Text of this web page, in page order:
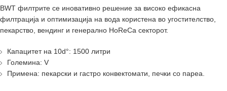
BWT филтрите се иновативно решение за високо ефикасна
филтрација и оптимизација на вода користена во угостителство,
пекарство, вендинг и генерално HoReCa секторот.
Капацитет на 10d°: 1500 литри
Големина: V
Примена: пекарски и гастро конвектомати, печки со пареа.